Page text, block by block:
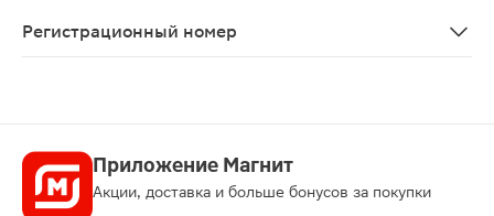
Регистрационный номер
Приложение Магнит
Акции, доставка и больше бонусов за покупки